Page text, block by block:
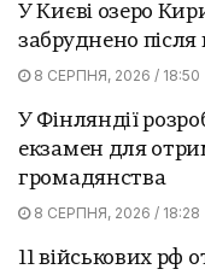
У Києві озеро
забруднено після
8 СЕРПНЯ, 2026 / 18:50
У Фінляндії
екзамен для
громадянства
8 СЕРПНЯ, 2026 / 18:28
11 військових рф